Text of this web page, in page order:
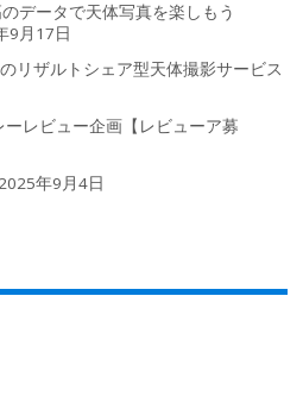
データで天体写真を楽しもう
9月17日
リザルトシェア型天体撮影サービス
ーレビュー企画【レビューア募
2025年9月4日